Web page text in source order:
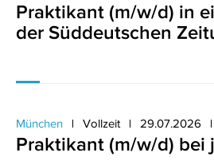
Praktikant (m/w/d) in
der Süddeutschen
München Vollzeit 29.07.2026
Praktikant (m/w/d) bei